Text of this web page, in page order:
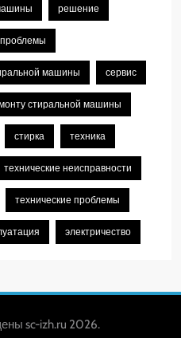
решение
машины сервис
стиральной машины
стирка техника
технические неисправности
технические проблемы
электричество
sc-izh.ru 2026.